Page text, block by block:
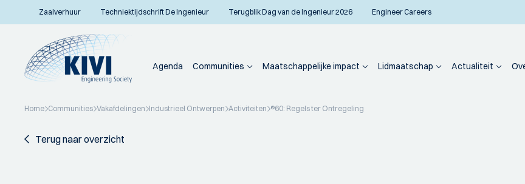
Zaalverhuur Techniektijdschrift De Ingenieur Terugblik Dag van de Ingenieur 2026 Engineer Careers
Agenda Communities Maatschappelijke impact Lidmaatschap Actualiteit
Home Communities Vakafdelingen Industrieel Ontwerpen Activiteiten ®60: Regels ter Ontregeling
Terug naar overzicht